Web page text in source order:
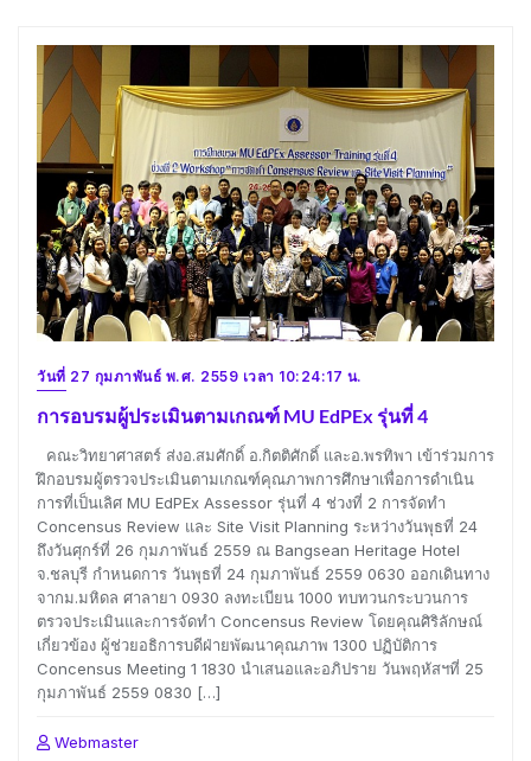
วันที่ 27 กุมภาพันธ์ พ.ศ. 2559 เวลา 10:24:17 น.
การอบรมผู้ประเมินตามเกณฑ์ MU EdPEx รุ่นที่ 4
คณะวิทยาศาสตร์ ส่งอ.สมศักดิ์ อ.กิตติศักดิ์ และอ.พรทิพา เข้าร่วมการ
ฝึกอบรมผู้ตรวจประเมินตามเกณฑ์คุณภาพการศึกษาเพื่อการดำเนิน
การที่เป็นเลิศ MU EdPEx Assessor รุ่นที่ 4 ช่วงที่ 2 การจัดทำ
Concensus Review และ Site Visit Planning ระหว่างวันพุธที่ 24
ถึงวันศุกร์ที่ 26 กุมภาพันธ์ 2559 ณ Bangsean Heritage Hotel
จ.ชลบุรี กำหนดการ วันพุธที่ 24 กุมภาพันธ์ 2559 0630 ออกเดินทาง
จากม.มหิดล ศาลายา 0930 ลงทะเบียน 1000 ทบทวนกระบวนการ
ตรวจประเมินและการจัดทำ Concensus Review โดยคุณศิริลักษณ์
เกี่ยวข้อง ผู้ช่วยอธิการบดีฝ่ายพัฒนาคุณภาพ 1300 ปฏิบัติการ
Concensus Meeting 1 1830 นำเสนอและอภิปราย วันพฤหัสฯที่ 25
กุมภาพันธ์ 2559 0830 […]
Webmaster